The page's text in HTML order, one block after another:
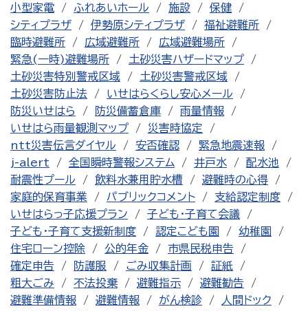
小型家電 ふれあいホール 施設
保健
シティプラザ
伊勢原シティプラザ
福祉避難所
臨時避難所
広域避難所
広域避難場所
緊急(一時)避難場所
土砂災害ハザードマップ
土砂災害特別警戒区域
土砂災害警戒区域
土砂災害防止法
いせはらくらし安心メール
防災いせはら
防災備蓄倉庫
雨量情報
いせはら雨量観測マップ
災害時協定
ntt災害伝言ダイヤル
安否確認
緊急地震速報
j-alert
全国瞬時警報システム 井戸水
配水池
耐震性プール
飲料水兼用貯水槽
避難時の心得
家庭的保育事業
パブリックコメント
支給認定制度
いせはらっ子応援プラン
子ども・子育て会議
子ども・子育て支援新制度
認定こども園
幼稚園
住宅ローン控除
公的年金
市県民税申告
確定申告
防護服 ごみ収集計画
証紙
粗大ごみ
不法投棄 避難指示
避難勧告
避難準備情報
避難情報 がん検診
人間ドック